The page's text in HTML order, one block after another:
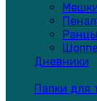
Дневники
Папки для